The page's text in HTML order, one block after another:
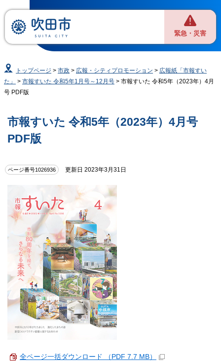
緊急・災害
トップページ >市政 > 広報・シティプロモーション > 広報紙「市報すい
た」
> 市報すいた 令和5年1月号～12月号 > 市報すいた 令和5年（2023年）4月
号 PDF版
市報すいた 令和5年（2023年）4月号
PDF版
ページ番号1026936 更新日 2023年3月31日
全ページ一括ダウンロード （PDF 7.7 MB）